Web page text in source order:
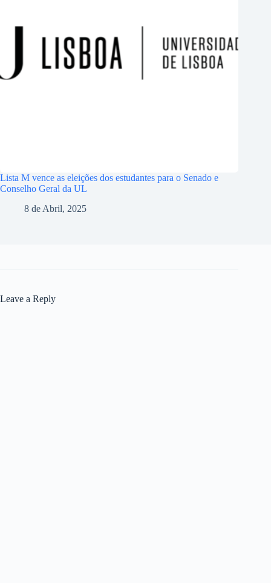
Lista M vence as eleições dos estudantes para o Senado e
Conselho Geral da UL
8 de Abril, 2025
Leave a Reply